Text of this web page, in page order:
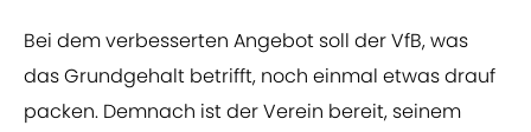
Bei dem verbesserten Angebot soll der VfB, was
das Grundgehalt betrifft, noch einmal etwas drauf
packen. Demnach ist der Verein bereit, seinem